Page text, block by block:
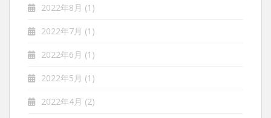
2022年8月 (1)
2022年7月 (1)
2022年6月 (1)
2022年5月 (1)
2022年4月 (2)